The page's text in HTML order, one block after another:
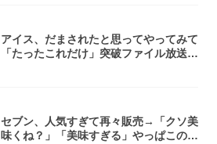
アイス、だまされたと思ってやってみて
「たったこれだけ」突破ファイル放送で
セブン、人気すぎて再々販売→「クソ美
味くね？」「美味すぎる」やっぱこのク